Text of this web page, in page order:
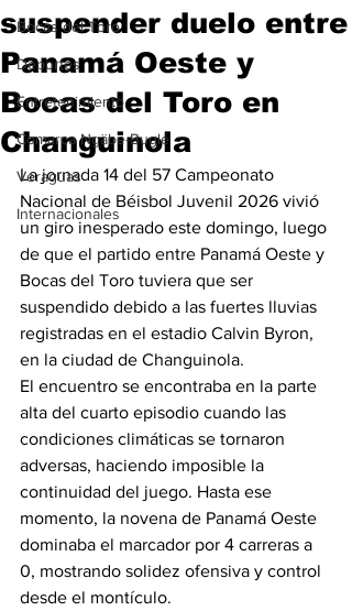
Bocas del Toro
Deportes
Entretenimiento
Comarca Ngäbe-Buglé
Veraguas
Internacionales
suspender duelo entre
Panamá Oeste y
Bocas del Toro en
Changuinola
La jornada 14 del 57 Campeonato
Nacional de Béisbol Juvenil 2026 vivió
un giro inesperado este domingo, luego
de que el partido entre Panamá Oeste y
Bocas del Toro tuviera que ser
suspendido debido a las fuertes lluvias
registradas en el estadio Calvin Byron,
en la ciudad de Changuinola.
El encuentro se encontraba en la parte
alta del cuarto episodio cuando las
condiciones climáticas se tornaron
adversas, haciendo imposible la
continuidad del juego. Hasta ese
momento, la novena de Panamá Oeste
dominaba el marcador por 4 carreras a
0, mostrando solidez ofensiva y control
desde el montículo.